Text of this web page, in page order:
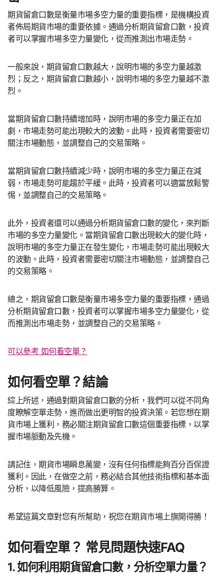
期貨留倉口數是衡量市場多空力量的重要指標，是機構投資
者佈局期貨市場的重要依據。通過分析期貨留倉口數，投資
者可以掌握市場多空力量變化，從而推測出市場走勢。
一般來說，期貨留倉口數越大，說明市場的多空力量越激
烈；反之，期貨留倉口數越小，說明市場的多空力量越不激
烈。
當期貨留倉口數持續增加時，說明市場的多空力量正在加
劇，市場走勢可能出現較大的波動。此時，投資者需要密切
關注市場動態，並調整自己的交易策略。
當期貨留倉口數持續減少時，說明市場的多空力量正在減
弱，市場走勢可能趨於平緩。此時，投資者可以適當放鬆警
惕，並調整自己的交易策略。
此外，投資者還可以通過分析期貨留倉口數的變化，來判斷
市場的多空力量變化。當期貨留倉口數出現較大的變化時，
說明市場的多空力量正在發生變化，市場走勢可能出現較大
的波動。此時，投資者需要密切關注市場動態，並調整自己
的交易策略。
總之，期貨留倉口數是衡量市場多空力量的重要指標，通過
分析期貨留倉口數，投資者可以掌握市場多空力量變化，從
而推測出市場走勢，並調整自己的交易策略。
可以參考 如何看空單？
如何看空單？結論
綜上所述，通過對期貨留倉口數的分析，我們可以從不同角
度瞭解空單走勢，進而做出更明智的投資決策。若您想在期
貨市場上獲利，務必關注期貨留倉口數這個重要指標，以掌
握市場脈動及先機。
請記住，期貨市場瞬息萬變，沒有任何指標能夠百分百保證
獲利。因此，在做空之前，務必結合其他技術指標和基本面
分析，以降低風險，提高勝算。
希望這篇文章對您有所幫助，祝您在期貨市場上旗開得勝！
如何看空單？ 常見問題快速FAQ
1. 如何利用期貨留倉口數，分析空單力量？